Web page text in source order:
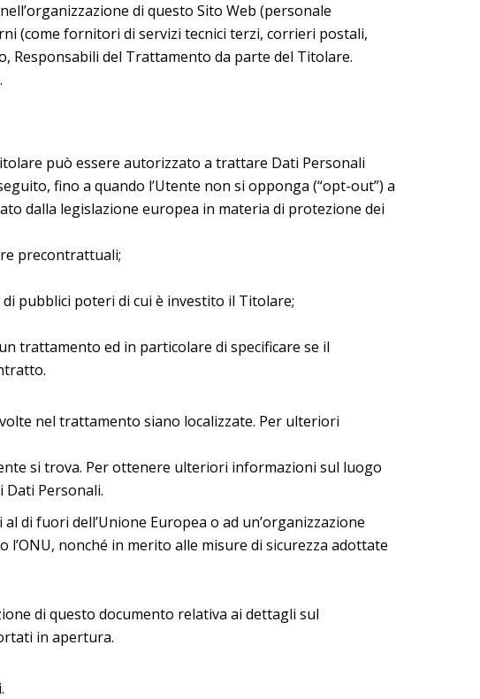
di questo Sito Web (personale
(come fornitori di servizi tecnici terzi, corrieri postali,
Responsabili del Trattamento da parte del Titolare.
può essere autorizzato a trattare Dati Personali
fino a quando l’Utente non si opponga (“opt-out”) a
dalla legislazione europea in materia di protezione dei
precontrattuali;
pubblici poteri di cui è investito il Titolare;
trattamento ed in particolare di specificare se il
nel trattamento siano localizzate. Per ulteriori
si trova. Per ottenere ulteriori informazioni sul luogo
Personali.
di fuori dell’Unione Europea o ad un’organizzazione
nonché in merito alle misure di sicurezza adottate
di questo documento relativa ai dettagli sul
in apertura.